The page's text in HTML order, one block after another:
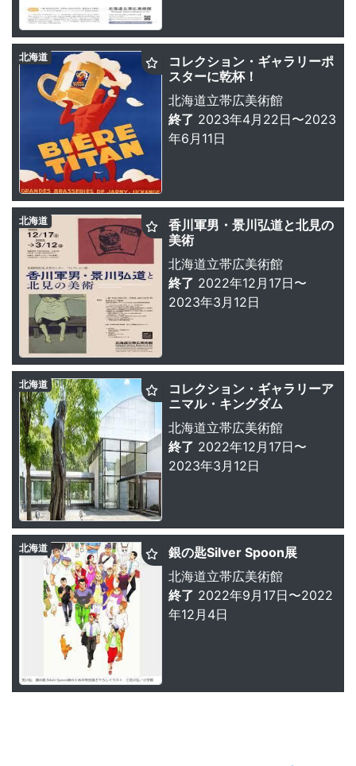
コレクション・ギャラリーポ
スターに乾杯！
北海道立帯広美術館
終了 2023年4月22日〜2023
年6月11日
北海道
香川軍男・景川弘道と北見の
美術
北海道立帯広美術館
終了 2022年12月17日〜
2023年3月12日
北海道
コレクション・ギャラリーア
ニマル・キングダム
北海道立帯広美術館
終了 2022年12月17日〜
2023年3月12日
北海道
銀の匙Silver Spoon展
北海道立帯広美術館
終了 2022年9月17日〜2022
年12月4日
北海道